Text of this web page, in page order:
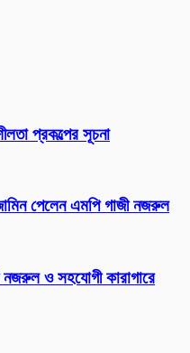
প্রকল্পের সূচনা
পেলেন এমপি গাজী নজরুল
নজরুল ও সহযোগী কারাগারে